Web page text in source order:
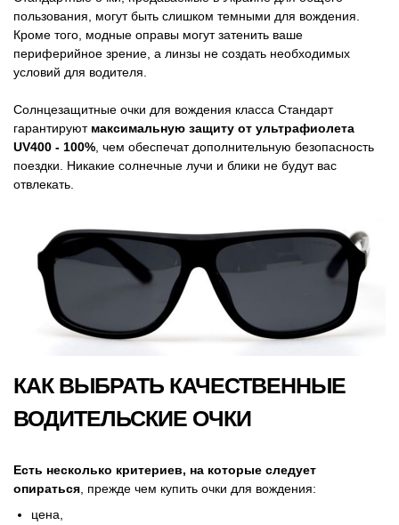
пользования, могут быть слишком темными для вождения.
Кроме того, модные оправы могут затенить ваше
периферийное зрение, а линзы не создать необходимых
условий для водителя.
Солнцезащитные очки для вождения класса Стандарт
гарантируют максимальную защиту от ультрафиолета
UV400 - 100% , чем обеспечат дополнительную безопасность
поездки. Никакие солнечные лучи и блики не будут вас
отвлекать.
КАК ВЫБРАТЬ КАЧЕСТВЕННЫЕ
ВОДИТЕЛЬСКИЕ ОЧКИ
Есть несколько критериев, на которые следует
опираться, прежде чем купить очки для вождения:
цена,